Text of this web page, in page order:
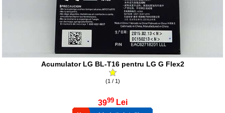
Acumulator LG BL-T16 pentru LG G Flex2
(1 / 1)
3999 Lei